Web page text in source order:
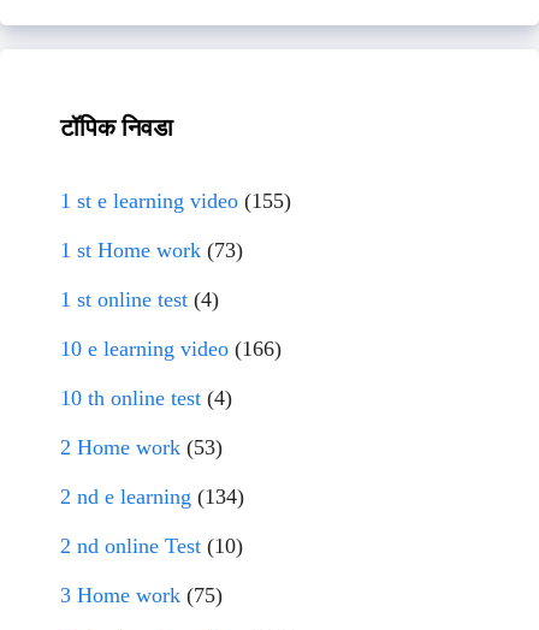
टॉपिक निवडा
1 st e learning video (155)
1 st Home work (73)
1 st online test (4)
10 e learning video (166)
10 th online test (4)
2 Home work (53)
2 nd e learning (134)
2 nd online Test (10)
3 Home work (75)